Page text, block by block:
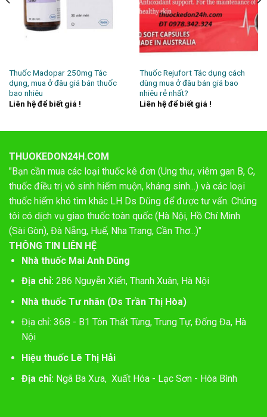
Thuốc Madopar 250mg Tác
dụng, mua ở đâu giá bán thuốc
bao nhiêu
Liên hệ để biết giá !
Thuốc Rejufort Tác dụng cách
dùng mua ở đâu bán giá bao
nhiêu rẻ nhất?
Liên hệ để biết giá !
THUOKEDON24H.COM
"Bạn cần mua các loại thuốc kê đơn (Ung thư, viêm gan B, C,
thuốc điều trị vô sinh hiếm muộn, kháng sinh...) và các loại
thuốc hiếm khó tìm khác LH Ds Dũng để được tư vấn. Chúng
tôi có dịch vụ giao thuốc toàn quốc (Hà Nội, Hồ Chí Minh
(Sài Gòn), Đà Nẵng, Huế, Nha Trang, Cần Thơ...)"
THÔNG TIN LIÊN HỆ
Nhà thuốc Mai Anh Dũng
Địa chỉ:286 Nguyễn Xiển, Thanh Xuân, Hà Nội
Nhà thuốc Tư nhân (Ds Trần Thị Hòa)
Địa chỉ: 36B - B1 Tôn Thất Tùng, Trung Tự, Đống Đa, Hà
Nội
Hiệu thuốc Lê Thị Hải
Địa chỉ: Ngã Ba Xưa, Xuất Hóa - Lạc Sơn - Hòa Bình